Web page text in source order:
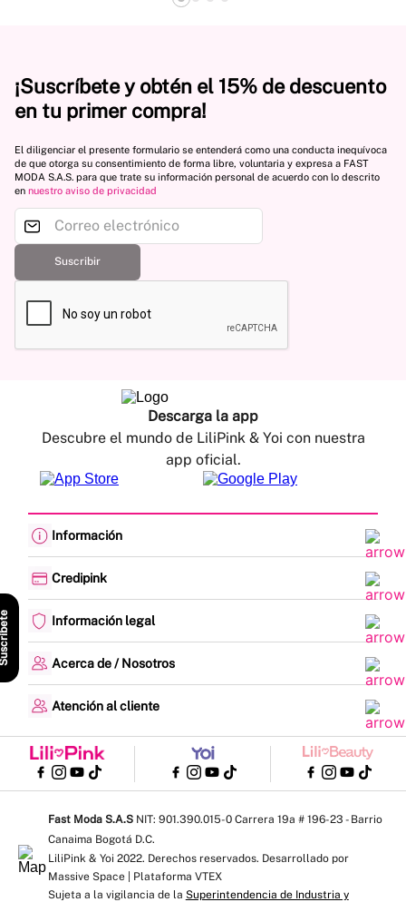
¡Suscríbete y obtén el 15% de descuento
en tu primer compra!
El diligenciar el presente formulario se entenderá como una conducta inequívoca
de que otorga su consentimiento de forma libre, voluntaria y expresa a FAST
MODA S.A.S. para que trate su información personal de acuerdo con lo descrito
en nuestro aviso de privacidad
Suscribir
Descarga la app
Descubre el mundo de LiliPink & Yoi con nuestra
app oficial.
Información
Política de envíos
Centro de Ayuda
Preguntas frecuentes
Encuesta de Satisfacción
Credipink
Paga aquí tu Credi-Pink
Actualización de datos
Información legal
Política de tratamiento de datos personales
Acerca de / Nosotros
Nuestras tiendas
Contrato de compraventa
Atención al cliente
Escríbenos: servicioalcliente@fastmoda.com.co
Línea Cartera: 324 100 0017 │ Ext: 1011 - 1019 - 1020 - 1003
Fast Moda S.A.SNIT: 901.390.015-0 Carrera 19a # 196-23 - Barrio
Canaima Bogotá D.C.
LiliPink & Yoi 2022. Derechos reservados. Desarrollado por
Massive Space | Plataforma VTEX
Sujeta a la vigilancia de la Superintendencia de Industria y